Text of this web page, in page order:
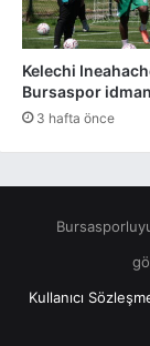
Kelechi
Bursaspor
3 hafta önce
Kullanıcı